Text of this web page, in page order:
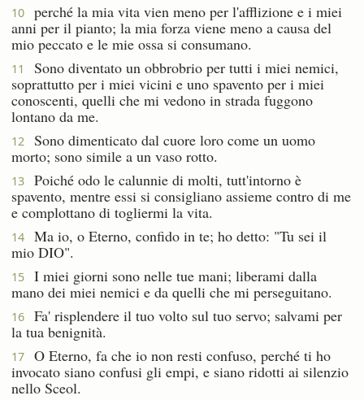
10
perché la mia vita vien meno per l'afflizione e i miei
anni per il pianto; la mia forza viene meno a causa del
mio peccato e le mie ossa si consumano.
11
Sono diventato un obbrobrio per tutti i miei nemici,
soprattutto per i miei vicini e uno spavento per i miei
conoscenti, quelli che mi vedono in strada fuggono
lontano da me.
12
Sono dimenticato dal cuore loro come un uomo
morto; sono simile a un vaso rotto.
13
Poiché odo le calunnie di molti, tutt'intorno è
spavento, mentre essi si consigliano assieme contro di me
e complottano di togliermi la vita.
14
Ma io, o Eterno, confido in te; ho detto: "Tu sei il
mio DIO".
15
I miei giorni sono nelle tue mani; liberami dalla
mano dei miei nemici e da quelli che mi perseguitano.
16
Fa' risplendere il tuo volto sul tuo servo; salvami per
la tua benignità.
17
O Eterno, fa che io non resti confuso, perché ti ho
invocato siano confusi gli empi, e siano ridotti ai silenzio
nello Sceol.